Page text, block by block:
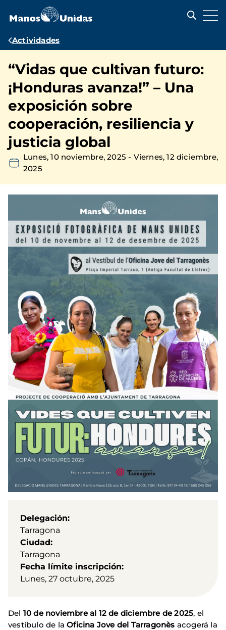
contenido
Ruta
navegación
Actividades
“Vidas que cultivan futuro:
¡Honduras avanza!” – Una
exposición sobre
cooperación, resiliencia y
justicia global
Lunes, 10 noviembre, 2025 - Viernes, 12 diciembre,
2025
Delegación
Tarragona
Ciudad
Tarragona
Fecha límite inscripción
Lunes, 27 octubre, 2025
Del 10 de noviembre al 12 de diciembre de 2025, el
vestíbulo de la Oficina Jove del Tarragonès acogerá la